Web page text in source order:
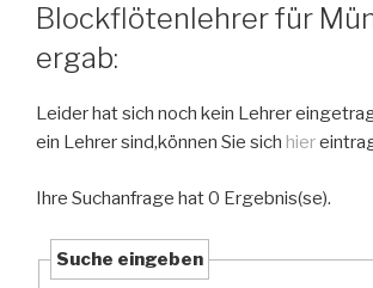
Blockflötenlehrer für
ergab:
Leider hat sich noch kein Lehrer
ein Lehrer sind,können Sie sich hier
Ihre Suchanfrage hat 0 Ergebnis(se).
Suche eingeben